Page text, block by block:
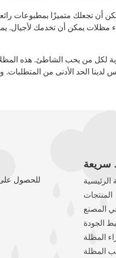
أن تجعلك متميزًا بمطبوعات
مظلات يمكن أن تخدمك لأجيال.
لكل من يحب الشاطئ. هذه
لدينا الحد الأدنى من
سريعة
الرئيسية
المنتجات
المصنع
الجودة
المظلة
المظلة
للحصول